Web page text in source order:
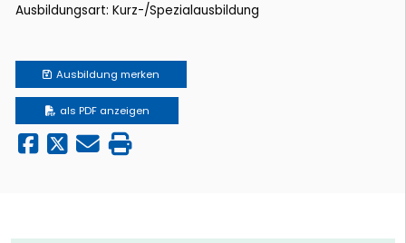
Ausbildungsart: Kurz-/Spezialausbildung
Ausbildung merken
als PDF anzeigen